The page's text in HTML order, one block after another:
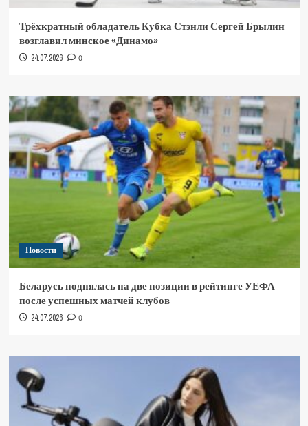
Трёхкратный обладатель Кубка Стэнли Сергей Брылин
возглавил минское «Динамо»
24.07.2026 0
Новости
Беларусь поднялась на две позиции в рейтинге УЕФА
после успешных матчей клубов
24.07.2026 0